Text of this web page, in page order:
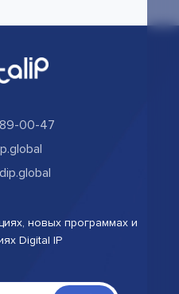
00-47
новых программах и
Digital IP